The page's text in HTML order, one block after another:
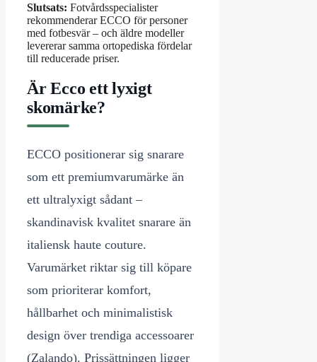
Slutsats: Fotvårdsspecialister
rekommenderar ECCO för personer
med fotbesvär – och äldre modeller
levererar samma ortopediska fördelar
till reducerade priser.
Är Ecco ett lyxigt
skomärke?
ECCO positionerar sig snarare
som ett premiumvarumärke än
ett ultralyxigt sådant –
skandinavisk kvalitet snarare än
italiensk haute couture.
Varumärket riktar sig till köpare
som prioriterar komfort,
hållbarhet och minimalistisk
design över trendiga accessoarer
(Zalando). Prissättningen ligger